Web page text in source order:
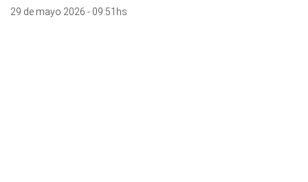
29 de mayo 2026 - 09:51hs